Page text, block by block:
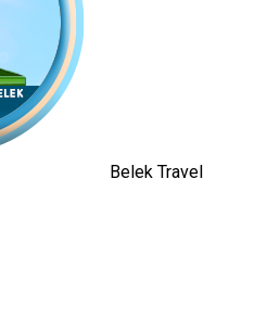
Belek Travel